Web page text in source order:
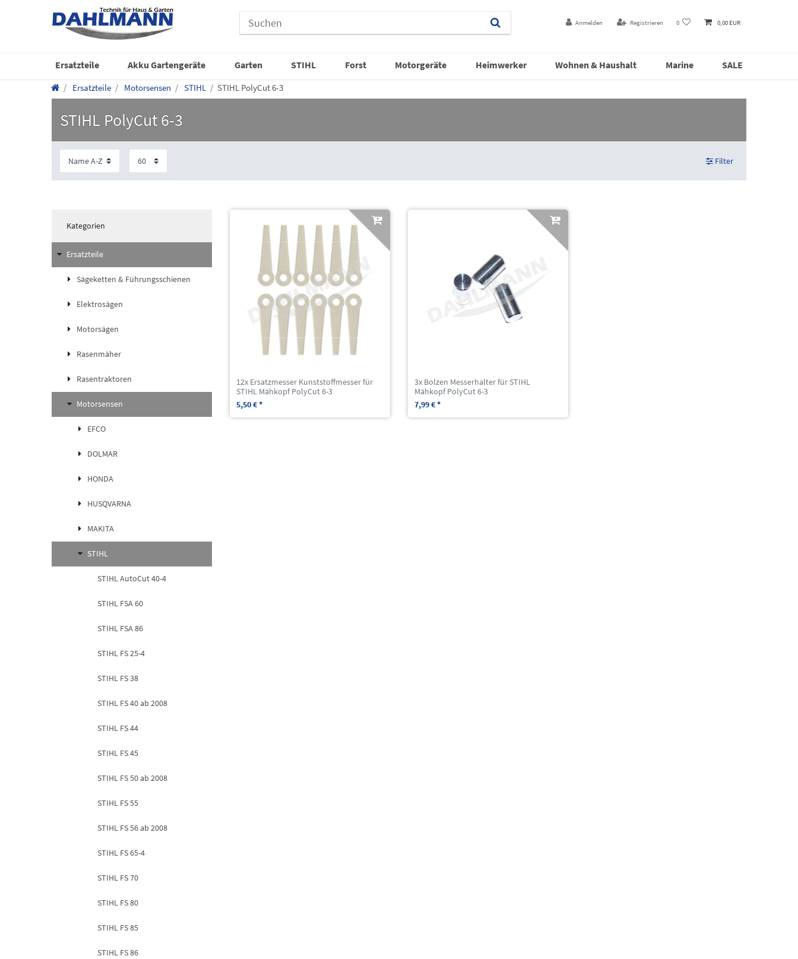
Anmelden Registrieren 0 0,00 EUR
Ersatzteile Akku Gartengeräte Garten STIHL Forst Motorgeräte Heimwerker Wohnen & Haushalt Marine SALE
Ersatzteile Motorsensen STIHL STIHL PolyCut 6-3
STIHL PolyCut 6-3
Filter
Kategorien
Ersatzteile
Sägeketten & Führungsschienen
Elektrosägen
Motorsägen
Rasenmäher
Rasentraktoren
Motorsensen
EFCO
DOLMAR
HONDA
HUSQVARNA
MAKITA
STIHL
STIHL AutoCut 40-4
STIHL FSA 60
STIHL FSA 86
STIHL FS 25-4
STIHL FS 38
STIHL FS 40 ab 2008
STIHL FS 44
STIHL FS 45
STIHL FS 50 ab 2008
STIHL FS 55
STIHL FS 56 ab 2008
STIHL FS 65-4
STIHL FS 70
STIHL FS 80
STIHL FS 85
STIHL FS 86
12x Ersatzmesser Kunststoffmesser für
STIHL Mähkopf PolyCut 6-3
5,50 € *
3x Bolzen Messerhalter für STIHL
Mähkopf PolyCut 6-3
7,99 € *